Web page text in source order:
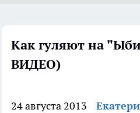
Как гуляют на
ВИДЕО)
24 августа 2013